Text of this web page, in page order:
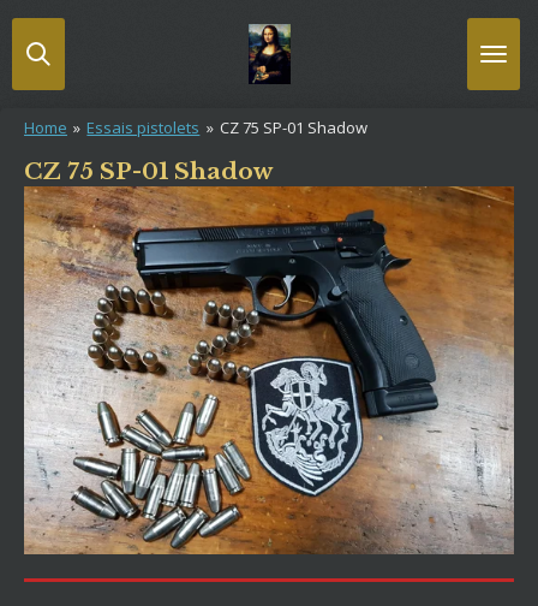
Passer
au
Home » Essais pistolets » CZ 75 SP-01 Shadow
CZ 75 SP-01 Shadow